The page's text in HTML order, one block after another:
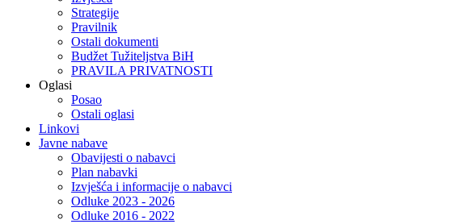
Strategije
Pravilnik
Ostali dokumenti
Budžet Tužiteljstva BiH
PRAVILA PRIVATNOSTI
Oglasi
Posao
Ostali oglasi
Linkovi
Javne nabave
Obavijesti o nabavci
Plan nabavki
Izvješća i informacije o nabavci
Odluke 2023 - 2026
Odluke 2016 - 2022